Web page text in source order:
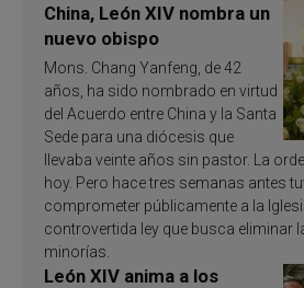
China, León XIV nombra un
nuevo obispo
Mons. Chang Yanfeng, de 42
años, ha sido nombrado en virtud
del Acuerdo entre China y la Santa
Sede para una diócesis que
llevaba veinte años sin pastor. La
hoy. Pero hace tres semanas antes
comprometer públicamente a la
controvertida ley que busca eliminar
minorías.
León XIV anima a los